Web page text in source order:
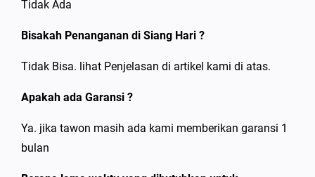
Tidak Ada
Bisakah Penanganan di Siang Hari ?
Tidak Bisa. lihat Penjelasan di artikel kami di atas.
Apakah ada Garansi ?
Ya. jika tawon masih ada kami memberikan garansi 1
bulan